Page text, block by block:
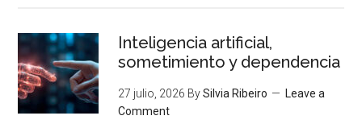
Inteligencia artificial,
sometimiento y dependencia
27 julio, 2026 BySilvia Ribeiro
Leave a
Comment